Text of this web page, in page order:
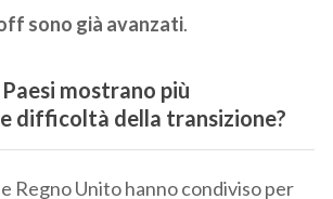
sono già avanzati.
mostrano più
difficoltà della transizione?
Regno Unito hanno condiviso per